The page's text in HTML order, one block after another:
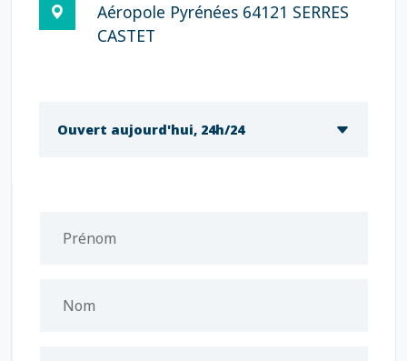
Aéropole Pyrénées 64121 SERRES
CASTET
Ouvert aujourd'hui, 24h/24
Prénom
Nom